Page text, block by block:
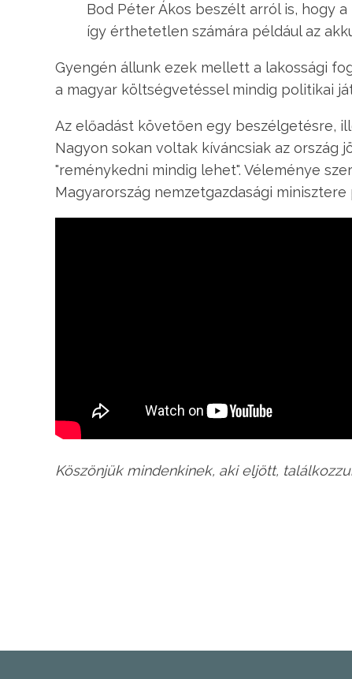
Bod Péter Ákos beszélt arról is, hogy
így érthetetlen számára például az
Gyengén állunk ezek mellett a lakossági
a magyar költségvetéssel mindig politikai
Az előadást követően egy beszélgetésre,
Nagyon sokan voltak kíváncsiak az ország
"reménykedni mindig lehet". Véleménye
Magyarország nemzetgazdasági
Köszönjük mindenkinek, aki eljött,